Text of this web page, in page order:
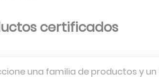
certificados
una familia de productos y